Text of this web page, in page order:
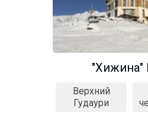
"Хижина"
Верхний
Гудаури